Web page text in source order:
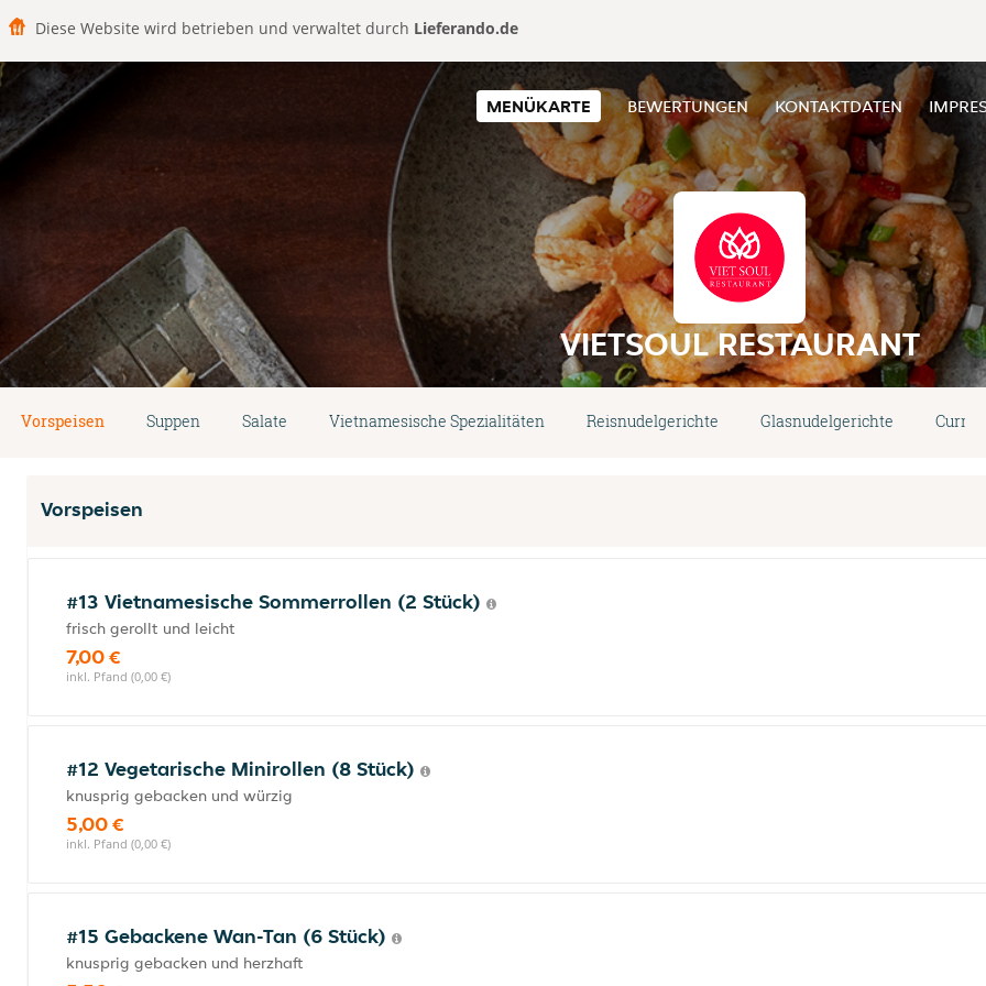
Diese Website wird betrieben und verwaltet durch Lieferando.de
MENÜKARTE BEWERTUNGEN KONTAKTDATEN
VIETSOUL RESTAURANT
Vorspeisen Suppen Salate Vietnamesische Spezialitäten Reisnudelgerichte Glasnudelgerichte
Vorspeisen
#13 Vietnamesische Sommerrollen (2 Stück)
frisch gerollt und leicht
7,00 €
inkl. Pfand (0,00 €)
#12 Vegetarische Minirollen (8 Stück)
knusprig gebacken und würzig
5,00 €
inkl. Pfand (0,00 €)
#15 Gebackene Wan-Tan (6 Stück)
knusprig gebacken und herzhaft